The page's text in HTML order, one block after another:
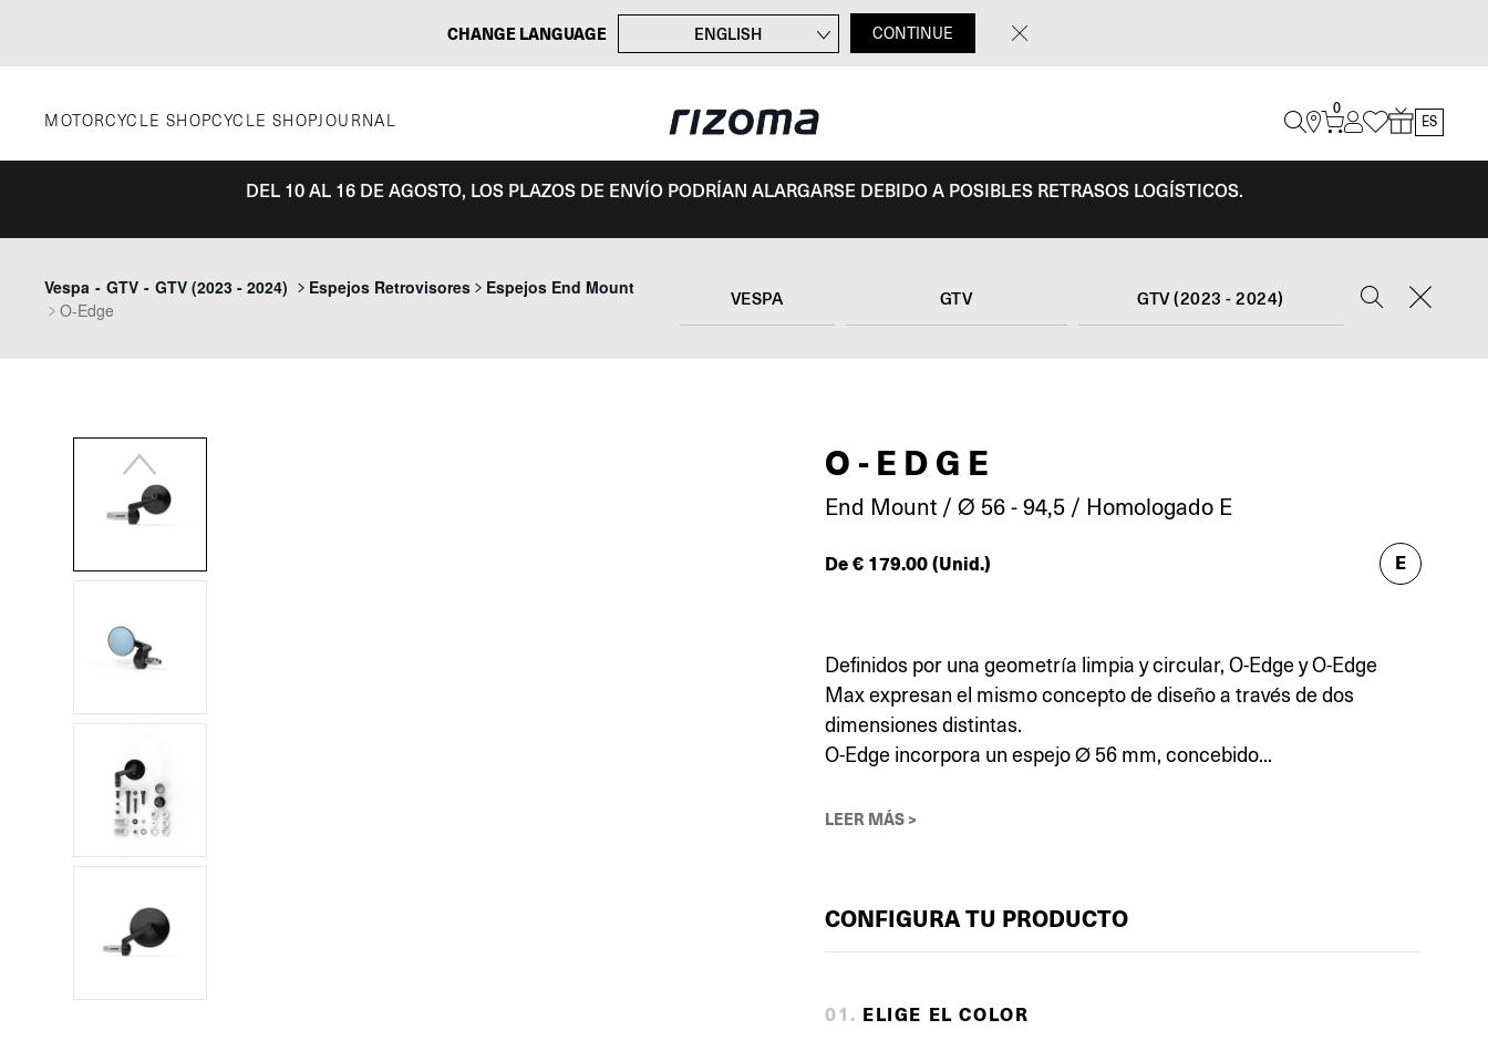
CHANGE LANGUAGE
ENGLISH
DEUTSCH
CONTINUE
MOTORCYCLE SHOPCYCLE SHOPJOURNAL
0
ES
DEL 10 AL 16 DE AGOSTO, LOS PLAZOS DE ENVÍO PODRÍAN ALARGARSE DEBIDO A POSIBLES RETRASOS LOGÍSTICOS.
Vespa - GTV - GTV (2023 - 2024) Espejos Retrovisores
Espejos End Mount
O-Edge
VESPA GTV GTV (2023 - 2024)
Previous
O-EDGE
End Mount / Ø 56 - 94,5 / Homologado E
De€ 179.00(Unid.) E
Definidos por una geometría limpia y circular, O-Edge y O-Edge
Max expresan el mismo concepto de diseño a través de dos
dimensiones distintas.
O-Edge incorpora un espejo Ø 56 mm, concebido...
LEER MÁS >
CONFIGURA TU PRODUCTO
01 . ELIGE EL COLOR